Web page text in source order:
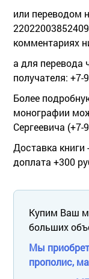
или переводом
комментариях
а для перевода
получателя: +7-
Более
монографии
Сергеевича (+7-
Доставка
доплата +300
Купим Ваш
больших
Мы
прополис,